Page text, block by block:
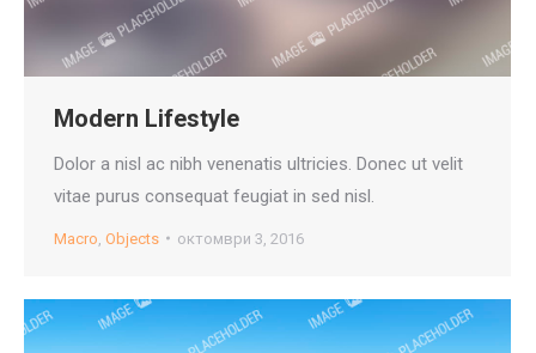
Modern Lifestyle
Dolor a nisl ac nibh venenatis ultricies. Donec ut velit
vitae purus consequat feugiat in sed nisl.
Macro Objects октомври 3, 2016